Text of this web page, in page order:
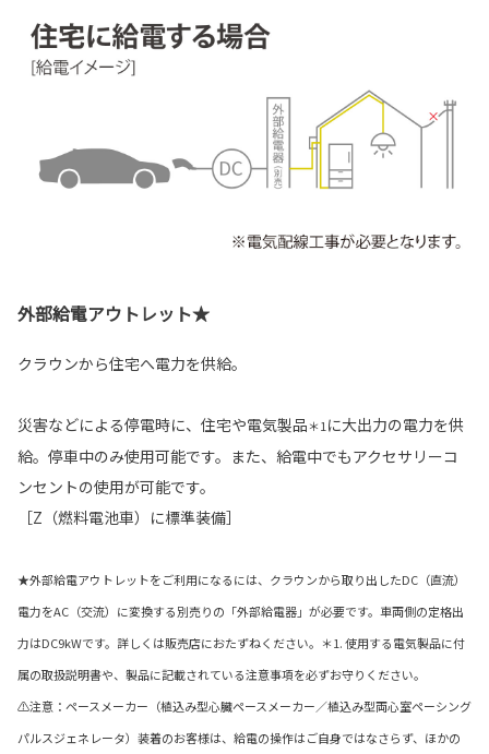
外部給電アウトレット★
クラウンから住宅へ電力を供給。
災害などによる停電時に、住宅や電気製品＊1 に大出力の電力を供
給。停車中のみ使用可能です。また、給電中でもアクセサリーコ
ンセントの使用が可能です。
［Z（燃料電池車）に標準装備］
★外部給電アウトレットをご利用になるには、クラウンから取り出したDC（直流）
電力をAC（交流）に変換する別売りの「外部給電器」が必要です。車両側の定格出
力はDC9kWです。詳しくは販売店におたずねください。＊1. 使用する電気製品に付
属の取扱説明書や、製品に記載されている注意事項を必ずお守りください。
⚠注意：ペースメーカー（植込み型心臓ペースメーカー／植込み型両心室ペーシング
パルスジェネレータ）装着のお客様は、給電の操作はご自身ではなさらず、ほかの